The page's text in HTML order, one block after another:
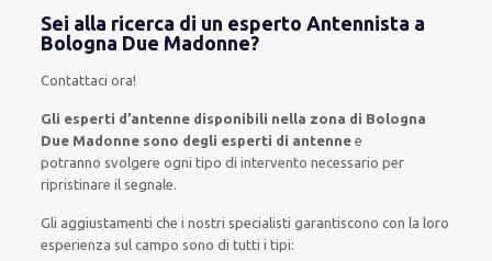
Sei alla ricerca di un esperto Antennista a
Bologna Due Madonne?
Contattaci ora!
Gli esperti d’antenne disponibili nella zona di Bologna
Due Madonne sono degli esperti di antenne e
potranno svolgere ogni tipo di intervento necessario per
ripristinare il segnale.
Gli aggiustamenti che i nostri specialisti garantiscono con la loro
esperienza sul campo sono di tutti i tipi: